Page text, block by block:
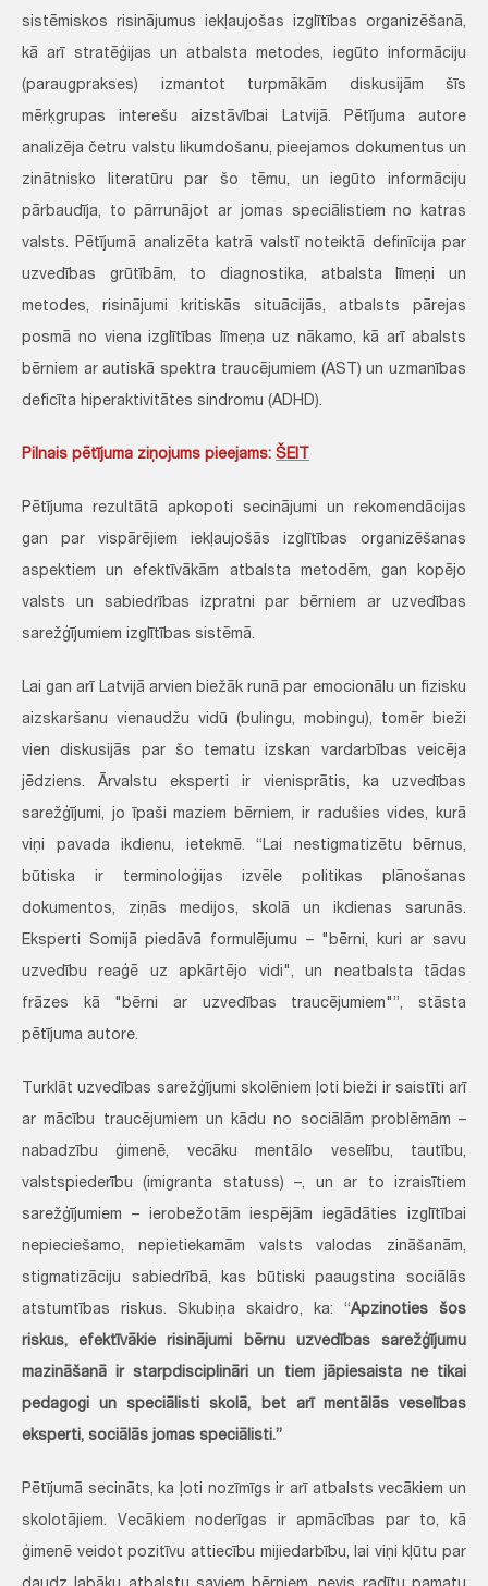
sistēmiskos risinājumus iekļaujošas izglītības organizēšanā,
kā arī stratēģijas un atbalsta metodes, iegūto informāciju
(paraugprakses) izmantot turpmākām diskusijām šīs
mērķgrupas interešu aizstāvībai Latvijā. Pētījuma autore
analizēja četru valstu likumdošanu, pieejamos dokumentus un
zinātnisko literatūru par šo tēmu, un iegūto informāciju
pārbaudīja, to pārrunājot ar jomas speciālistiem no katras
valsts. Pētījumā analizēta katrā valstī noteiktā definīcija par
uzvedības grūtībām, to diagnostika, atbalsta līmeņi un
metodes, risinājumi kritiskās situācijās, atbalsts pārejas
posmā no viena izglītības līmeņa uz nākamo, kā arī abalsts
bērniem ar autiskā spektra traucējumiem (AST) un uzmanības
deficīta hiperaktivitātes sindromu (ADHD).
Pilnais pētījuma ziņojums pieejams: ŠEIT
Pētījuma rezultātā apkopoti secinājumi un rekomendācijas
gan par vispārējiem iekļaujošās izglītības organizēšanas
aspektiem un efektīvākām atbalsta metodēm, gan kopējo
valsts un sabiedrības izpratni par bērniem ar uzvedības
sarežģījumiem izglītības sistēmā.
Lai gan arī Latvijā arvien biežāk runā par emocionālu un fizisku
aizskaršanu vienaudžu vidū (bulingu, mobingu), tomēr bieži
vien diskusijās par šo tematu izskan vardarbības veicēja
jēdziens. Ārvalstu eksperti ir vienisprātis, ka uzvedības
sarežģījumi, jo īpaši maziem bērniem, ir radušies vides, kurā
viņi pavada ikdienu, ietekmē. “Lai nestigmatizētu bērnus,
būtiska ir terminoloģijas izvēle politikas plānošanas
dokumentos, ziņās medijos, skolā un ikdienas sarunās.
Eksperti Somijā piedāvā formulējumu – "bērni, kuri ar savu
uzvedību reaģē uz apkārtējo vidi", un neatbalsta tādas
frāzes kā "bērni ar uzvedības traucējumiem"”, stāsta
pētījuma autore.
Turklāt uzvedības sarežģījumi skolēniem ļoti bieži ir saistīti arī
ar mācību traucējumiem un kādu no sociālām problēmām –
nabadzību ģimenē, vecāku mentālo veselību, tautību,
valstspiederību (imigranta statuss) –, un ar to izraisītiem
sarežģījumiem – ierobežotām iespējām iegādāties izglītībai
nepieciešamo, nepietiekamām valsts valodas zināšanām,
stigmatizāciju sabiedrībā, kas būtiski paaugstina sociālās
atstumtības riskus. Skubiņa skaidro, ka: “Apzinoties šos
riskus, efektīvākie risinājumi bērnu uzvedības sarežģījumu
mazināšanā ir starpdisciplināri un tiem jāpiesaista ne tikai
pedagogi un speciālisti skolā, bet arī mentālās veselības
eksperti, sociālās jomas speciālisti.”
Pētījumā secināts, ka ļoti nozīmīgs ir arī atbalsts vecākiem un
skolotājiem. Vecākiem noderīgas ir apmācības par to, kā
ģimenē veidot pozitīvu attiecību mijiedarbību, lai viņi kļūtu par